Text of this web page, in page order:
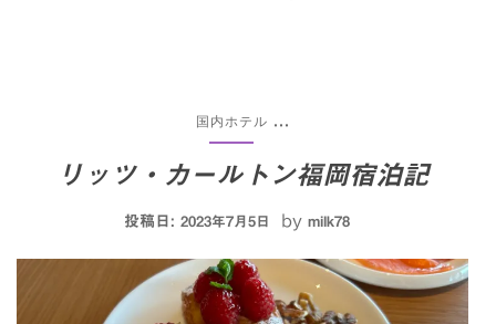
国内ホテル
リッツ・カールトン福岡宿泊記
投稿日: 2023年7月5日 by milk78